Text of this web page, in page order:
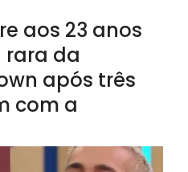
aos 23 anos
rara da
após três
com a